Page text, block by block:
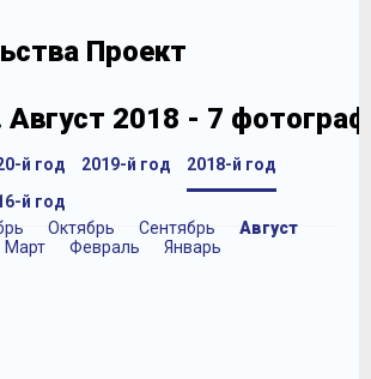
Проект
Август 2018 - 7
й год 2019-й год 2018-й год
Октябрь Сентябрь
Август
Март Февраль Январь
й год